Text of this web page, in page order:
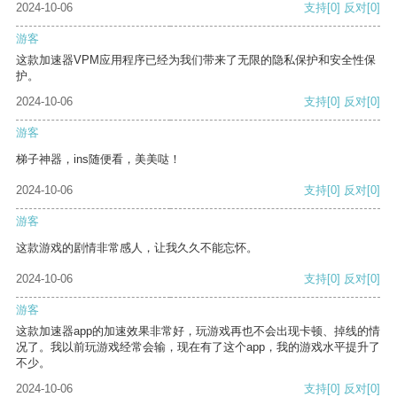
2024-10-06 支持[0] 反对[0]
游客
这款加速器VPM应用程序已经为我们带来了无限的隐私保护和安全性保
护。
2024-10-06
支持[0] 反对[0]
游客
梯子神器，ins随便看，美美哒！
2024-10-06 支持[0] 反对[0]
游客
这款游戏的剧情非常感人，让我久久不能忘怀。
2024-10-06 支持[0] 反对[0]
游客
这款加速器app的加速效果非常好，玩游戏再也不会出现卡顿、掉线的情
况了。我以前玩游戏经常会输，现在有了这个app，我的游戏水平提升了
不少。
2024-10-06
支持[0] 反对[0]